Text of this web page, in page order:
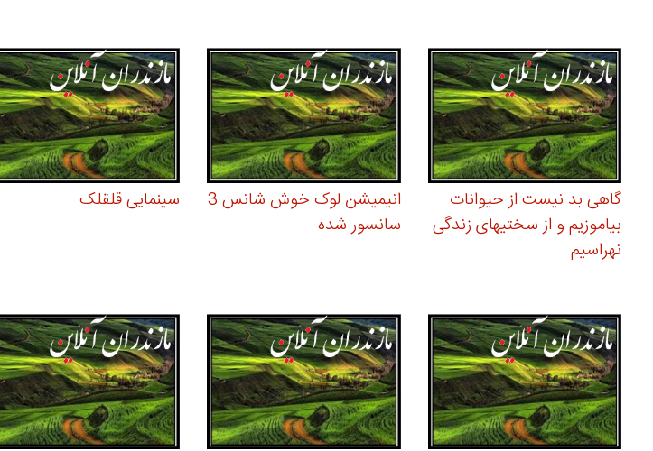
گاهی بد نیست از حیوانات
بیاموزیم و از سختیهای زندگی
نهراسیم
انیمیشن لوک خوش شانس 3
سانسور شده
سینمایی قلقلک